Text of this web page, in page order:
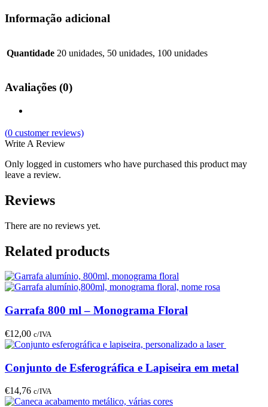
Informação adicional
Quantidade 20 unidades, 50 unidades, 100 unidades
Avaliações (0)
(0 customer reviews)
Write A Review
Only logged in customers who have purchased this product may
leave a review.
Reviews
There are no reviews yet.
Related products
Garrafa 800 ml – Monograma Floral
€12,00 c/IVA
Conjunto de Esferográfica e Lapiseira em metal
€14,76 c/IVA